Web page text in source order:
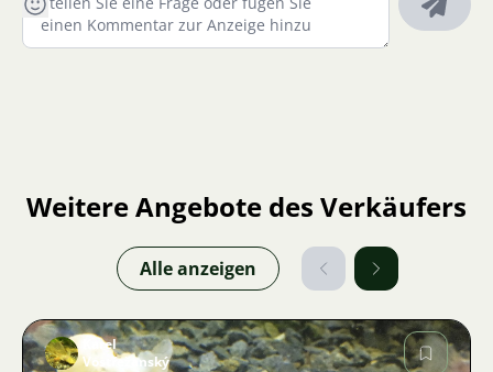
Weitere Angebote des Verkäufers
Alle anzeigen
Karel
Vostřežanský